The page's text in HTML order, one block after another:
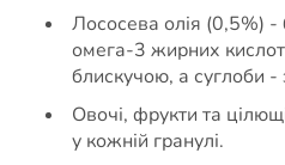
Лососева олія (0,5%)
омега-3 жирних
блискучою, а суглоби
Овочі, фрукти та
у кожній гранулі.